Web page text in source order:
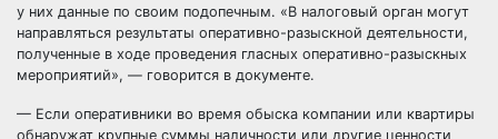
у них данные по своим подопечным. «В налоговый орган могут
направляться результаты оперативно-разыскной деятельности,
полученные в ходе проведения гласных оперативно-разыскных
мероприятий», — говорится в документе.
— Если оперативники во время обыска компании или квартиры
обнаружат крупные суммы наличности или другие ценности